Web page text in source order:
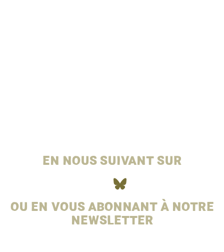
EN NOUS SUIVANT SUR
OU EN VOUS ABONNANT À NOTRE
NEWSLETTER